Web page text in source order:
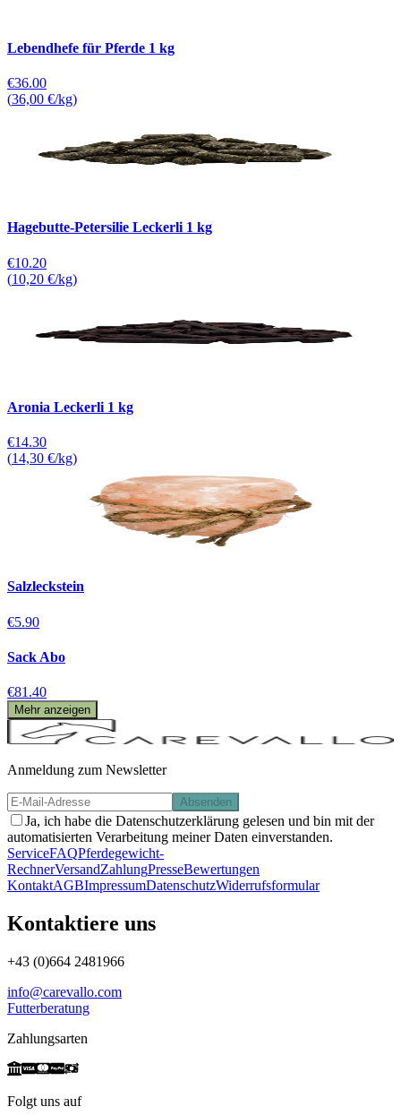
Lebendhefe für Pferde 1 kg
€36.00
(36,00 €/kg)
Hagebutte-Petersilie Leckerli 1 kg
€10.20
(10,20 €/kg)
Aronia Leckerli 1 kg
€14.30
(14,30 €/kg)
Salzleckstein
€5.90
Sack Abo
€81.40
Mehr anzeigen
Anmeldung zum Newsletter
Absenden
Ja, ich habe die Datenschutzerklärung gelesen und bin mit der
automatisierten Verarbeitung meiner Daten einverstanden.
ServiceFAQPferdegewicht-
RechnerVersandZahlungPresseBewertungen
KontaktAGBImpressumDatenschutzWiderrufsformular
Kontaktiere uns
+43 (0)664 2481966
info@carevallo.com
Futterberatung
Zahlungsarten
Folgt uns auf